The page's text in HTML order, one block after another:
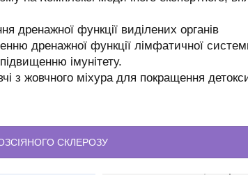
дренажної функції виділених органів
дренажної функції лімфатичної
імунітету.
з жовчного міхура для покращення
СКЛЕРОЗУ